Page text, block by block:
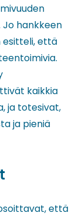
Jo hankkeen
esitteli, että
kaikkia
ja totesivat,
ja pieniä
että